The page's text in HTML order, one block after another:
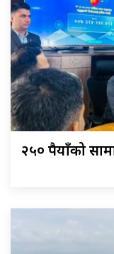
२५० रुपैयाँको